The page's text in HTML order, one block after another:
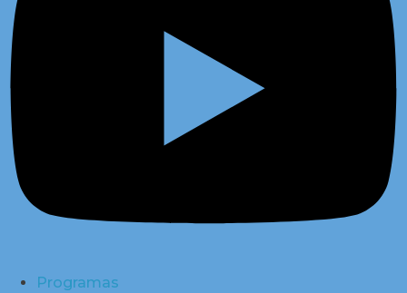
Programas